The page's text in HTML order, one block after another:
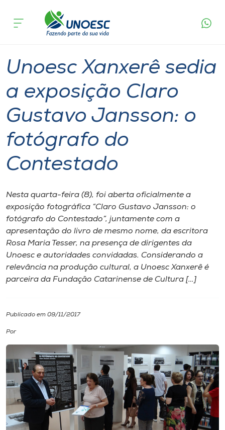
Cursos
Atendimento ao Estudante
Portal de Ensino
Internacionalização
I.nova
Diplomados
Biblioteca
Editora
Rádio
acontece
Unoesc Xanxerê sedia
a exposição Claro
Gustavo Jansson: o
fotógrafo do
Contestado
Nesta quarta-feira (8), foi aberta oficialmente a
exposição fotográfica “Claro Gustavo Jansson: o
fotógrafo do Contestado”, juntamente com a
apresentação do livro de mesmo nome, da escritora
Rosa Maria Tesser, na presença de dirigentes da
Unoesc e autoridades convidadas. Considerando a
relevância na produção cultural, a Unoesc Xanxerê é
parceira da Fundação Catarinense de Cultura […]
Publicado em 09/11/2017
Por